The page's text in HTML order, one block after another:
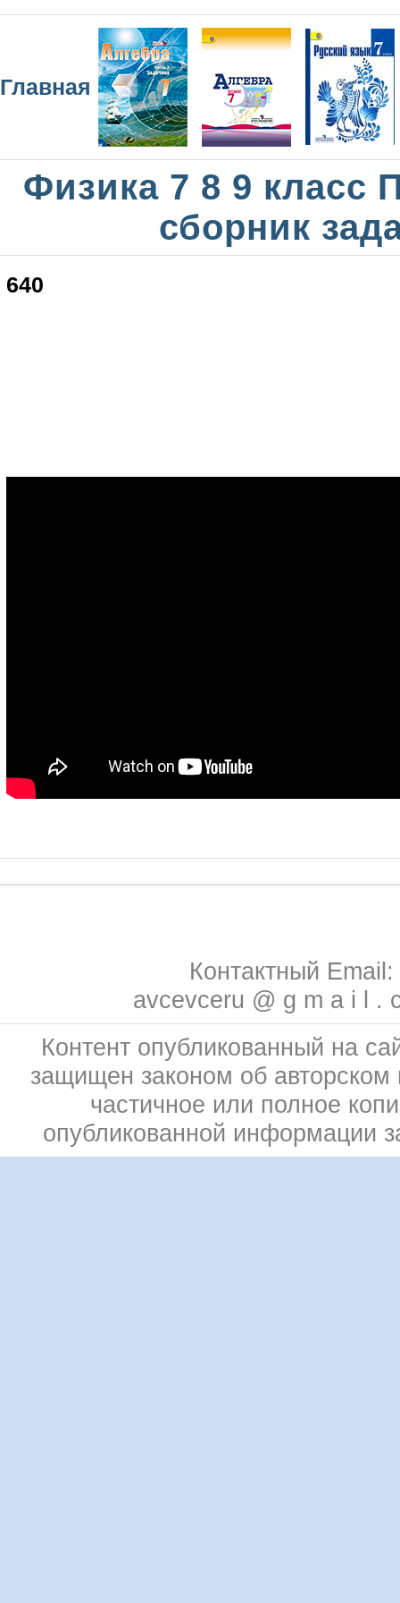
Главная
Физика 7 8 9 класс
сборник
640
Контактный Email:
avcevceru @ g m a i l .
Контент опубликованный на
защищен законом об
частичное или полное
опубликованной информации